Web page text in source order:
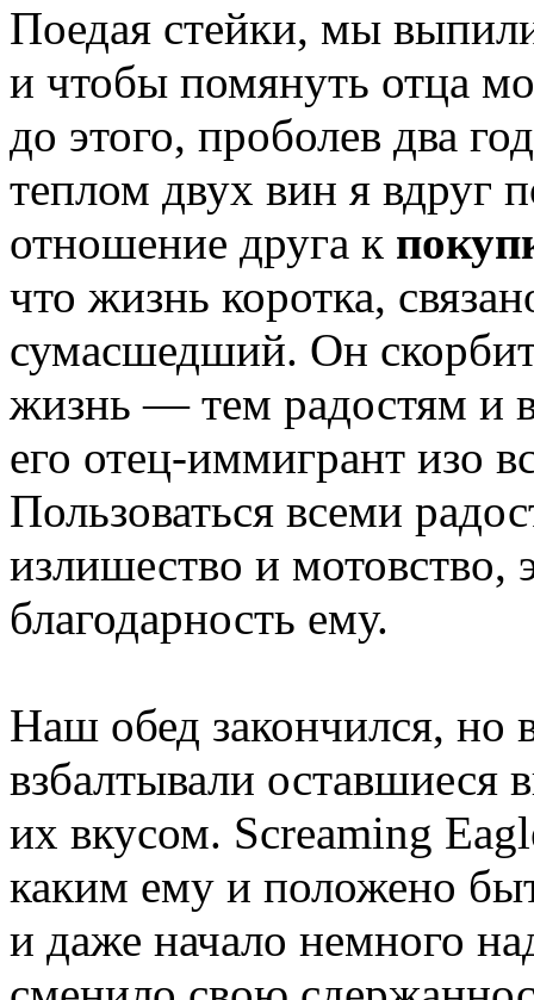
Поедая стейки, мы
и чтобы помянуть отца
до этого, проболев два
теплом двух вин я вдруг
отношение друга к
что жизнь коротка,
сумасшедший. Он
жизнь — тем радостям и
его отец-иммигрант изо
Пользоваться всеми
излишество и мотовство,
благодарность ему.
Наш обед закончился,
взбалтывали оставшиеся
их вкусом. Screaming
каким ему и положено
и даже начало немного